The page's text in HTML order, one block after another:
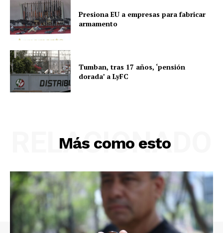
Presiona EU a empresas para fabricar
armamento
Tumban, tras 17 años, ‘pensión
dorada’ a LyFC
Más como esto
RELACIONADO